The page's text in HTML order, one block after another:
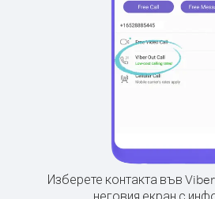
Изберете контакта във
неговия екран с